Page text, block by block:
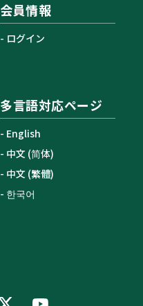
会員情報
ログイン
多言語対応ページ
English
中文 (简体)
中文 (繁體)
한국어